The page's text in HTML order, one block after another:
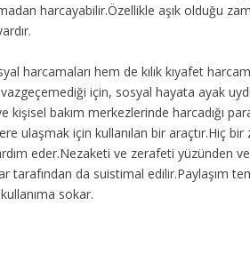
harcayabilir.Özellikle aşık olduğu
harcamaları hem de kılık kıyafet
için, sosyal hayata ayak
kişisel bakım merkezlerinde harcadığı
ulaşmak için kullanılan bir araçtır.Hiç
eder.Nezaketi ve zerafeti yüzünden
tarafından da suistimal edilir.Paylaşım
sokar.